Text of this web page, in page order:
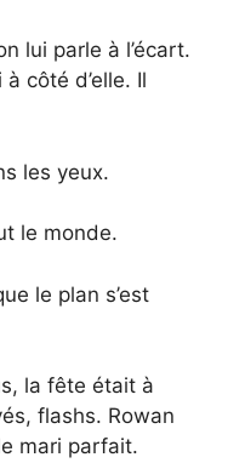
lui parle à l’écart.
côté d’elle. Il
les yeux.
le monde.
le plan s’est
la fête était à
flashs. Rowan
mari parfait.